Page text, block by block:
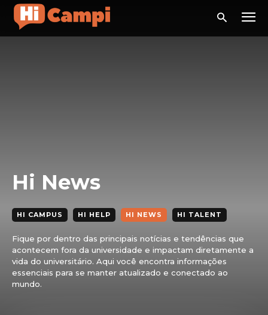
Hi News
HI CAMPUS HI HELP HI NEWS HI TALENT
Fique por dentro das principais notícias e tendências que
acontecem fora da universidade e impactam diretamente a
vida do universitário. Aqui você encontra informações
essenciais para se manter atualizado e conectado ao
mundo.